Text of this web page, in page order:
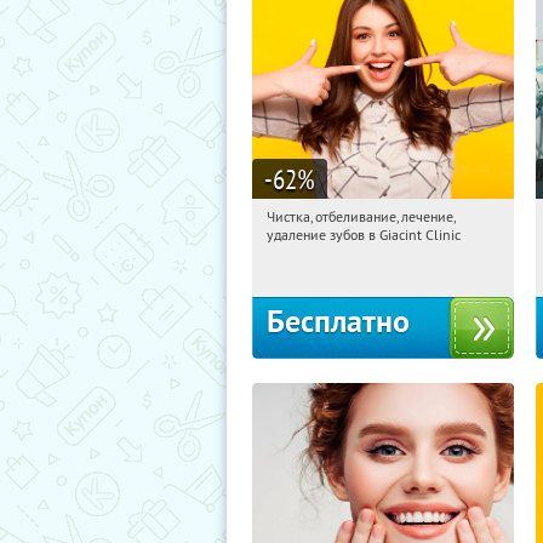
-62%
01:36:59 Получили:
Чистка, отбеливание, лечение,
удаление зубов в Giacint Clinic
Бесплатно